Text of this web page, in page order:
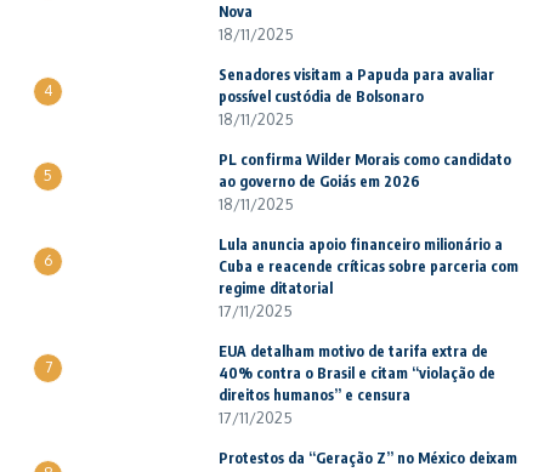
Nova
18/11/2025
4
Senadores visitam a Papuda para avaliar
possível custódia de Bolsonaro
18/11/2025
5
PL confirma Wilder Morais como candidato
ao governo de Goiás em 2026
18/11/2025
6
Lula anuncia apoio financeiro milionário a
Cuba e reacende críticas sobre parceria com
regime ditatorial
17/11/2025
7
EUA detalham motivo de tarifa extra de
40% contra o Brasil e citam “violação de
direitos humanos” e censura
17/11/2025
Protestos da “Geração Z” no México deixam